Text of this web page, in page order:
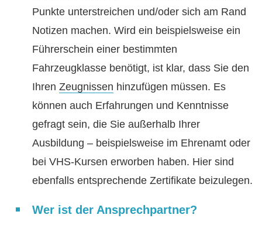
Punkte unterstreichen und/oder sich am Rand
Notizen machen. Wird ein beispielsweise ein
Führerschein einer bestimmten
Fahrzeugklasse benötigt, ist klar, dass Sie den
Ihren Zeugnissen hinzufügen müssen. Es
können auch Erfahrungen und Kenntnisse
gefragt sein, die Sie außerhalb Ihrer
Ausbildung – beispielsweise im Ehrenamt oder
bei VHS-Kursen erworben haben. Hier sind
ebenfalls entsprechende Zertifikate beizulegen.
Wer ist der Ansprechpartner?